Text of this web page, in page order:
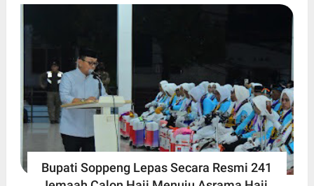
Bupati Soppeng Lepas Secara Resmi 241